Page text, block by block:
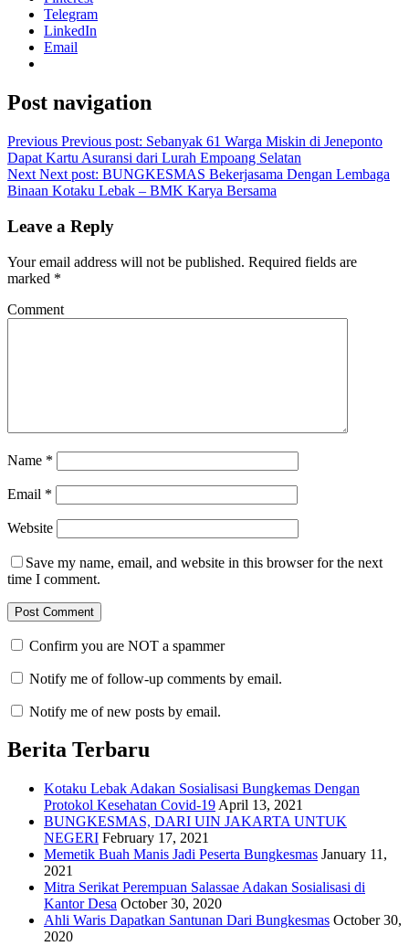
Telegram
LinkedIn
Email
Post navigation
Previous Previous post: Sebanyak 61 Warga Miskin di Jeneponto
Dapat Kartu Asuransi dari Lurah Empoang Selatan
Next Next post: BUNGKESMAS Bekerjasama Dengan Lembaga
Binaan Kotaku Lebak – BMK Karya Bersama
Leave a Reply
Your email address will not be published. Required fields are
marked *
Comment
Name *
Email *
Website
Save my name, email, and website in this browser for the next
time I comment.
Confirm you are NOT a spammer
Notify me of follow-up comments by email.
Notify me of new posts by email.
Berita Terbaru
Kotaku Lebak Adakan Sosialisasi Bungkemas Dengan
Protokol Kesehatan Covid-19 April 13, 2021
BUNGKESMAS, DARI UIN JAKARTA UNTUK
NEGERI February 17, 2021
Memetik Buah Manis Jadi Peserta Bungkesmas January 11,
2021
Mitra Serikat Perempuan Salassae Adakan Sosialisasi di
Kantor Desa October 30, 2020
Ahli Waris Dapatkan Santunan Dari Bungkesmas October 30,
2020